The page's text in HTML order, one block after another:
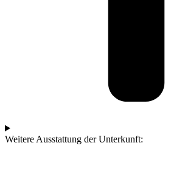
Weitere Ausstattung der Unterkunft: